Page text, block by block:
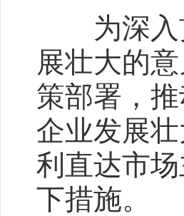
为深入贯
展壮大的
策部署，
企业发展
利直达市
下措施。